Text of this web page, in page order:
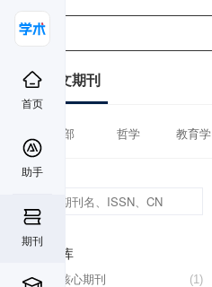
首页
助手
期刊
中文期刊
全部 哲学 教育学
数据库
(1)
北大核心期刊